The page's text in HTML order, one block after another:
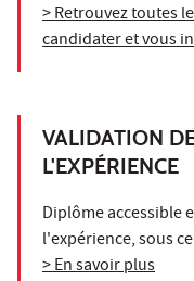
> Retrouvez toutes
candidater et vous
VALIDATION
L'EXPÉRIENCE
Diplôme accessible
l'expérience, sous
> En savoir plus